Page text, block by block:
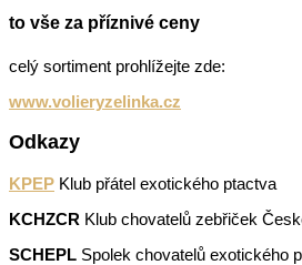
to vše za příznivé ceny
celý sortiment prohlížejte zde:
www.volieryzelinka.cz
Odkazy
KPEP Klub přátel exotického ptactva
KCHZCR Klub chovatelů zebřiček
SCHEPL Spolek chovatelů exotického